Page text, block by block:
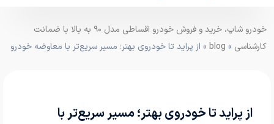
خودرو شاپ، خرید و فروش خودرو اقساطی مدل ۹۰ به بالا با ضمانت
کارشناسی »
blog » از پراید تا خودروی بهتر؛ مسیر سریع‌تر با معاوضه خودرو
از پراید تا خودروی بهتر؛ مسیر سریع‌تر با